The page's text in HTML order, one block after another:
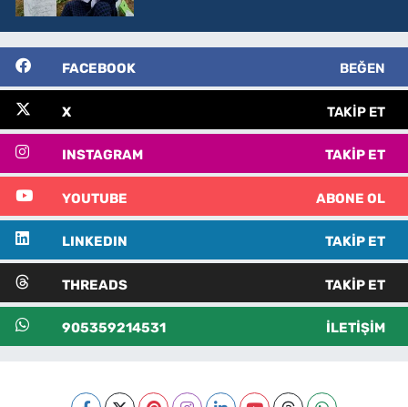
FACEBOOK BEĞEN
X TAKIP ET
INSTAGRAM TAKIP ET
YOUTUBE ABONE OL
LINKEDIN TAKIP ET
THREADS TAKIP ET
905359214531 İLETIŞIM